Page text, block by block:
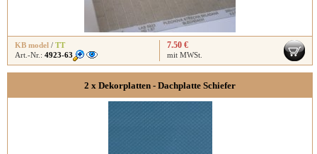
KB model / TT
Art.-Nr.: 4923-63
7.50 €
mit MWSt.
2 x Dekorplatten - Dachplatte Schiefer